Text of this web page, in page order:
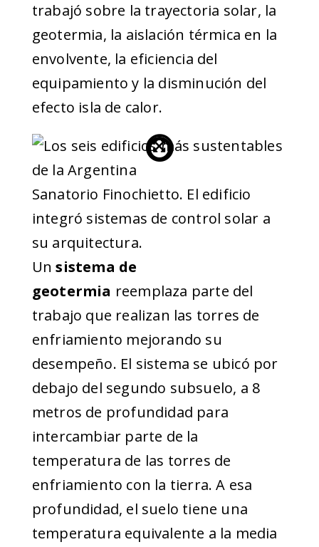
trabajó sobre la trayectoria solar, la
geotermia, la aislación térmica en la
envolvente, la eficiencia del
equipamiento y la disminución del
efecto isla de calor.
Sanatorio Finochietto. El edificio
integró sistemas de control solar a
su arquitectura.
Unsistema de
geotermia reemplaza parte del
trabajo que realizan las torres de
enfriamiento mejorando su
desempeño. El sistema se ubicó por
debajo del segundo subsuelo, a 8
metros de profundidad para
intercambiar parte de la
temperatura de las torres de
enfriamiento con la tierra. A esa
profundidad, el suelo tiene una
temperatura equivalente a la media